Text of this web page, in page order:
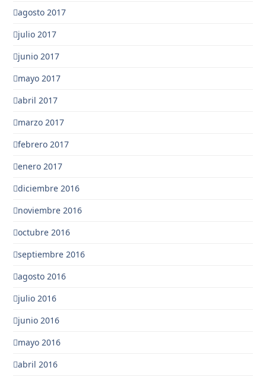
agosto 2017
julio 2017
junio 2017
mayo 2017
abril 2017
marzo 2017
febrero 2017
enero 2017
diciembre 2016
noviembre 2016
octubre 2016
septiembre 2016
agosto 2016
julio 2016
junio 2016
mayo 2016
abril 2016